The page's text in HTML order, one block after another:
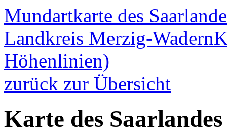
Mundartkarte des
Landkreis Merzig-Wadern
Höhenlinien)
zurück zur Übersicht
Karte des